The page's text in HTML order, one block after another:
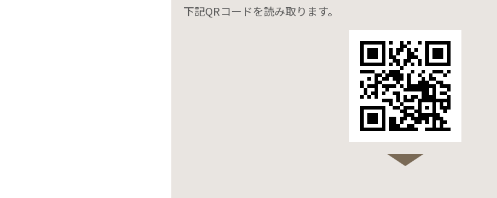
下記QRコードを読み取ります。